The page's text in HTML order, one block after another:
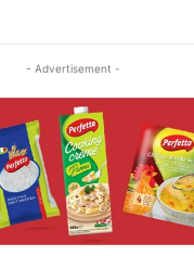
- Advertisement -